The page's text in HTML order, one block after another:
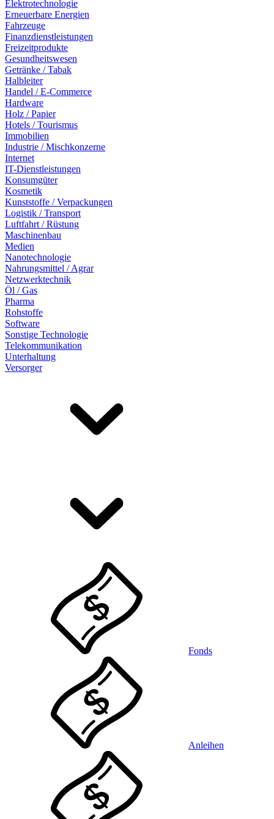
Elektrotechnologie
Erneuerbare Energien
Fahrzeuge
Finanzdienstleistungen
Freizeitprodukte
Gesundheitswesen
Getränke / Tabak
Halbleiter
Handel / E-Commerce
Hardware
Holz / Papier
Hotels / Tourismus
Immobilien
Industrie / Mischkonzerne
Internet
IT-Dienstleistungen
Konsumgüter
Kosmetik
Kunststoffe / Verpackungen
Logistik / Transport
Luftfahrt / Rüstung
Maschinenbau
Medien
Nanotechnologie
Nahrungsmittel / Agrar
Netzwerktechnik
Öl / Gas
Pharma
Rohstoffe
Software
Sonstige Technologie
Telekommunikation
Unterhaltung
Versorger
Fonds
Anleihen